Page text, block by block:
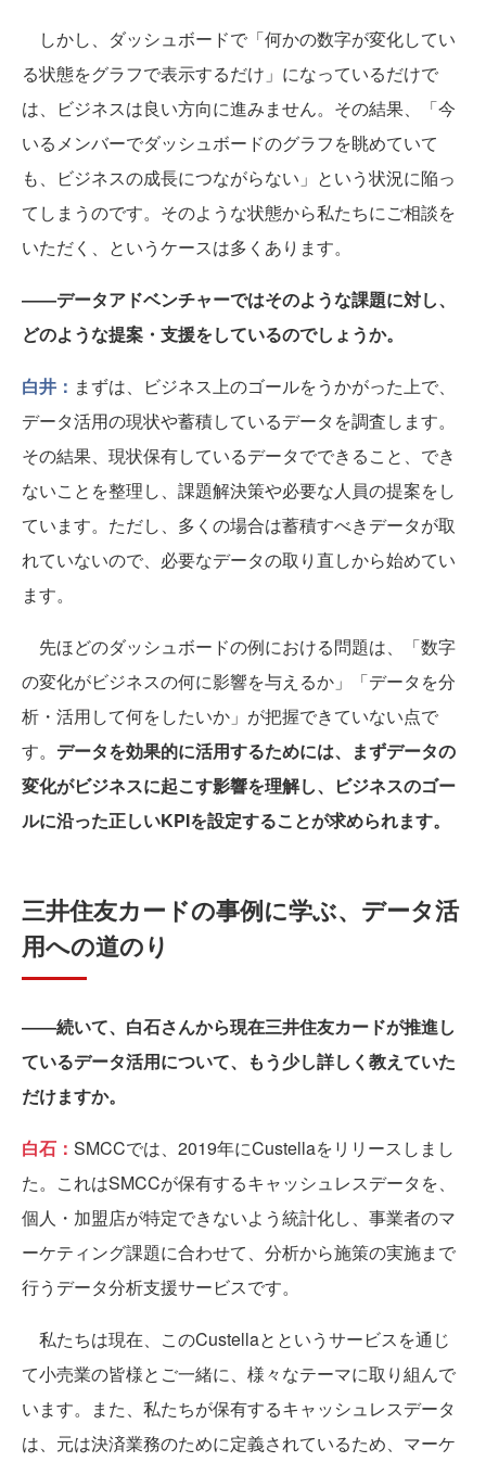
しかし、ダッシュボードで「何かの数字が変化してい
る状態をグラフで表示するだけ」になっているだけで
は、ビジネスは良い方向に進みません。その結果、「今
いるメンバーでダッシュボードのグラフを眺めていて
も、ビジネスの成長につながらない」という状況に陥っ
てしまうのです。そのような状態から私たちにご相談を
いただく、というケースは多くあります。
――データアドベンチャーではそのような課題に対し、
どのような提案・支援をしているのでしょうか。
白井： まずは、ビジネス上のゴールをうかがった上で、
データ活用の現状や蓄積しているデータを調査します。
その結果、現状保有しているデータでできること、でき
ないことを整理し、課題解決策や必要な人員の提案をし
ています。ただし、多くの場合は蓄積すべきデータが取
れていないので、必要なデータの取り直しから始めてい
ます。
先ほどのダッシュボードの例における問題は、「数字
の変化がビジネスの何に影響を与えるか」「データを分
析・活用して何をしたいか」が把握できていない点で
す。 データを効果的に活用するためには、まずデータの
変化がビジネスに起こす影響を理解し、ビジネスのゴー
ルに沿った正しいKPIを設定することが求められます。
三井住友カードの事例に学ぶ、データ活
用への道のり
――続いて、白石さんから現在三井住友カードが推進し
ているデータ活用について、もう少し詳しく教えていた
だけますか。
白石： SMCCでは、2019年にCustellaをリリースしまし
た。これはSMCCが保有するキャッシュレスデータを、
個人・加盟店が特定できないよう統計化し、事業者のマ
ーケティング課題に合わせて、分析から施策の実施まで
行うデータ分析支援サービスです。
私たちは現在、このCustellaとというサービスを通じ
て小売業の皆様とご一緒に、様々なテーマに取り組んで
います。また、私たちが保有するキャッシュレスデータ
は、元は決済業務のために定義されているため、マーケ